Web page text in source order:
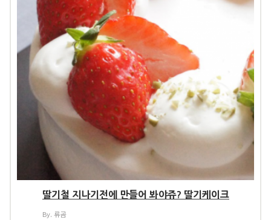
딸기철 지나기전에 만들어 봐야쥬? 딸기케이크
By. 류곰